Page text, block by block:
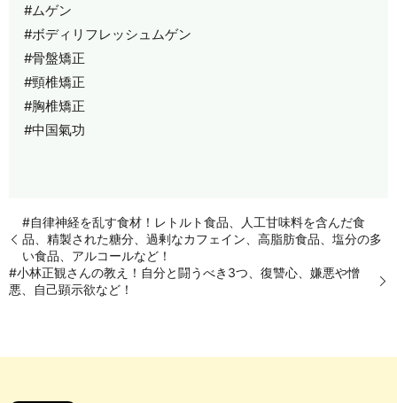
#ムゲン
#ボディリフレッシュムゲン
#骨盤矯正
#頸椎矯正
#胸椎矯正
#中国氣功
#自律神経を乱す食材！レトルト食品、人工甘味料を含んだ食
品、精製された糖分、過剰なカフェイン、高脂肪食品、塩分の多
い食品、アルコールなど！
#小林正観さんの教え！自分と闘うべき3つ、復讐心、嫌悪や憎
悪、自己顕示欲など！